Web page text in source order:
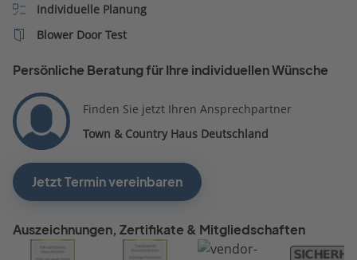
Individuelle Planung
Blower Door Test
Persönliche Beratung für Ihre individuellen Wünsche
Finden Sie jetzt Ihren Ansprechpartner
Town & Country Haus Deutschland
Jetzt Termin vereinbaren
Auszeichnungen, Zertifikate & Mitgliedschaften